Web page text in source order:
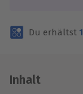
Du erhältst
Inhalt